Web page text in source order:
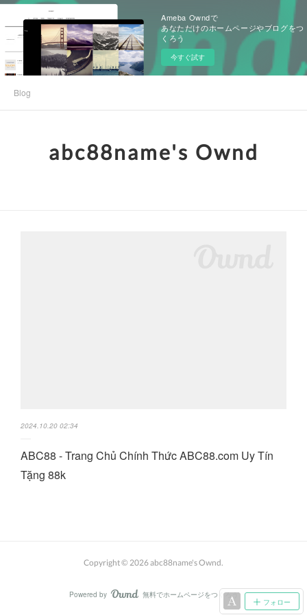
Ameba Owndで
あなただけのホームページやブログをつ
くろう
今すぐ試す
Blog
abc88name's Ownd
2024.10.20 02:34
ABC88 - Trang Chủ Chính Thức ABC88.com Uy Tín
Tặng 88k
フォロー
Copyright © 2026abc88name's Ownd.
Powered by AmebaOwnd
無料でホームページをつくろう